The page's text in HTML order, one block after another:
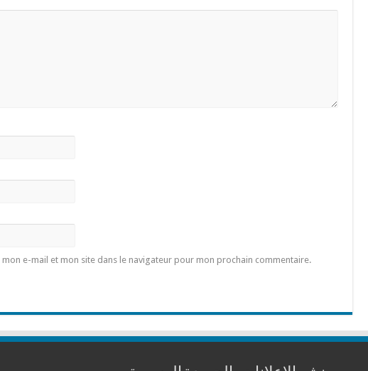
e-mail et mon site dans le navigateur pour mon prochain commentaire.